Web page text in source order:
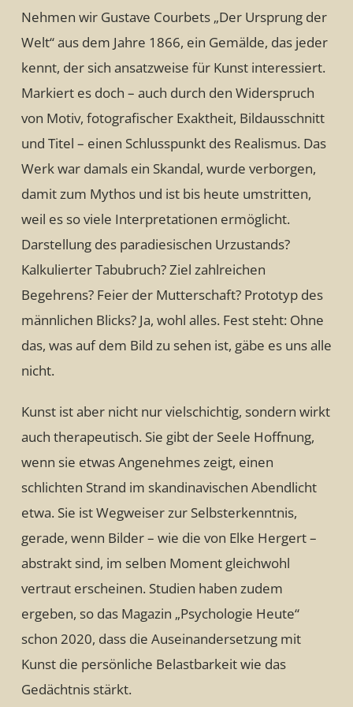
Nehmen wir Gustave Courbets „Der Ursprung der
Welt“ aus dem Jahre 1866, ein Gemälde, das jeder
kennt, der sich ansatzweise für Kunst interessiert.
Markiert es doch – auch durch den Widerspruch
von Motiv, fotografischer Exaktheit, Bildausschnitt
und Titel – einen Schlusspunkt des Realismus. Das
Werk war damals ein Skandal, wurde verborgen,
damit zum Mythos und ist bis heute umstritten,
weil es so viele Interpretationen ermöglicht.
Darstellung des paradiesischen Urzustands?
Kalkulierter Tabubruch? Ziel zahlreichen
Begehrens? Feier der Mutterschaft? Prototyp des
männlichen Blicks? Ja, wohl alles. Fest steht: Ohne
das, was auf dem Bild zu sehen ist, gäbe es uns alle
nicht.
Kunst ist aber nicht nur vielschichtig, sondern wirkt
auch therapeutisch. Sie gibt der Seele Hoffnung,
wenn sie etwas Angenehmes zeigt, einen
schlichten Strand im skandinavischen Abendlicht
etwa. Sie ist Wegweiser zur Selbsterkenntnis,
gerade, wenn Bilder – wie die von Elke Hergert –
abstrakt sind, im selben Moment gleichwohl
vertraut erscheinen. Studien haben zudem
ergeben, so das Magazin „Psychologie Heute“
schon 2020, dass die Auseinandersetzung mit
Kunst die persönliche Belastbarkeit wie das
Gedächtnis stärkt.